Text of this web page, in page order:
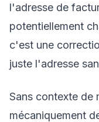
l'adresse de
potentiellement
c'est une
juste l'adresse
Sans contexte de
mécaniquement